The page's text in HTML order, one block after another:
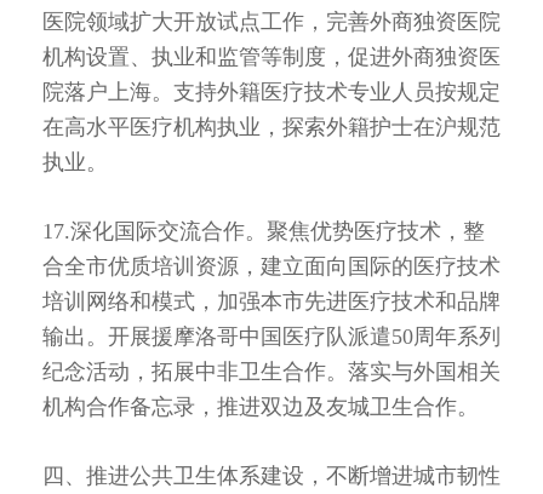
医院领域扩大开放试点工作，完善外商独资医院
机构设置、执业和监管等制度，促进外商独资医
院落户上海。支持外籍医疗技术专业人员按规定
在高水平医疗机构执业，探索外籍护士在沪规范
执业。
17.深化国际交流合作。聚焦优势医疗技术，整
合全市优质培训资源，建立面向国际的医疗技术
培训网络和模式，加强本市先进医疗技术和品牌
输出。开展援摩洛哥中国医疗队派遣50周年系列
纪念活动，拓展中非卫生合作。落实与外国相关
机构合作备忘录，推进双边及友城卫生合作。
四、推进公共卫生体系建设，不断增进城市韧性